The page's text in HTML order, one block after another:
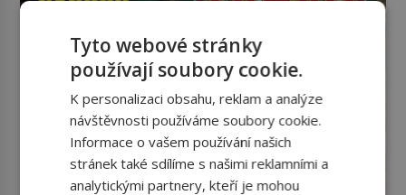
Tyto webové stránky
používají soubory cookie.
K personalizaci obsahu, reklam a analýze
návštěvnosti používáme soubory cookie.
Informace o vašem používání našich
stránek také sdílíme s našimi reklamními a
analytickými partnery, kteří je mohou